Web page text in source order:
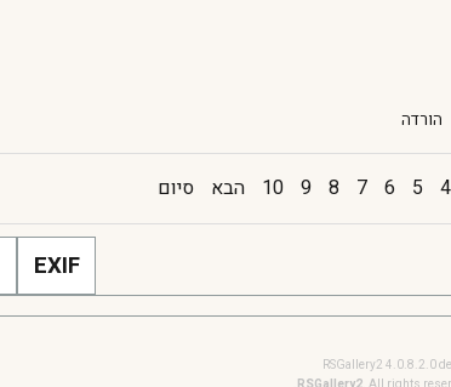
הורדה
4
5
6
7
8
9
10 הבא סיום
EXIF
RSGallery2 4.0.8.2.0